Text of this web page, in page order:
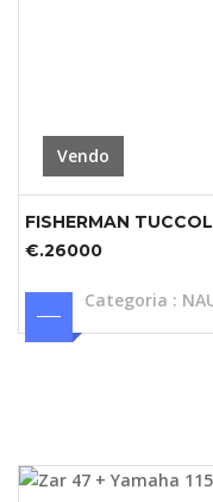
Vendo
FISHERMAN
€.26000
Categoria :